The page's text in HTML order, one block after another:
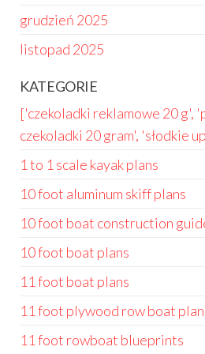
grudzień 2025
listopad 2025
KATEGORIE
['czekoladki reklamowe 20 g',
czekoladki 20 gram', 'słodkie
1 to 1 scale kayak plans
10 foot aluminum skiff plans
10 foot boat construction
10 foot boat plans
11 foot boat plans
11 foot plywood row boat
11 foot rowboat blueprints